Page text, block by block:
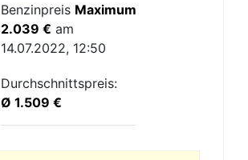
Benzinpreis Maximum
2.039 € am
14.07.2022, 12:50
Durchschnittspreis:
Ø 1.509 €